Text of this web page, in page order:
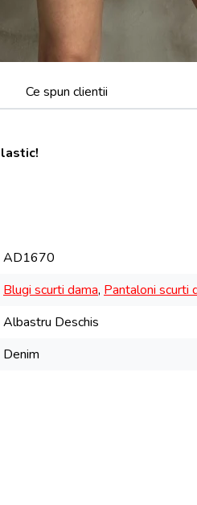
Ce spun clientii
AD1670
Blugi scurti dama, Pantaloni scurti
Albastru Deschis
Denim